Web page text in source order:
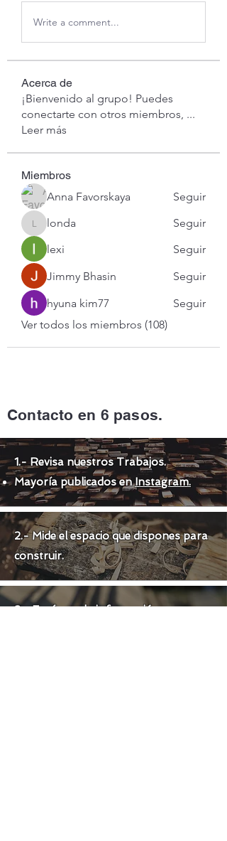
Write a comment...
Acerca de
¡Bienvenido al grupo! Puedes
conectarte con otros miembros, ...
Leer más
Miembros
Anna Favorskaya
Seguir
londalonda
Seguir
lexi
Seguir
Jimmy Bhasin
Seguir
hyuna kim77
Seguir
Ver todos los miembros (108)
Contacto en 6 pasos.
1.- Revisa nuestros Trabajos.
Mayoría publicados enInstagram.
2.- Mide el espacio que dispones para
construir.
3.- Envíanos la información por: